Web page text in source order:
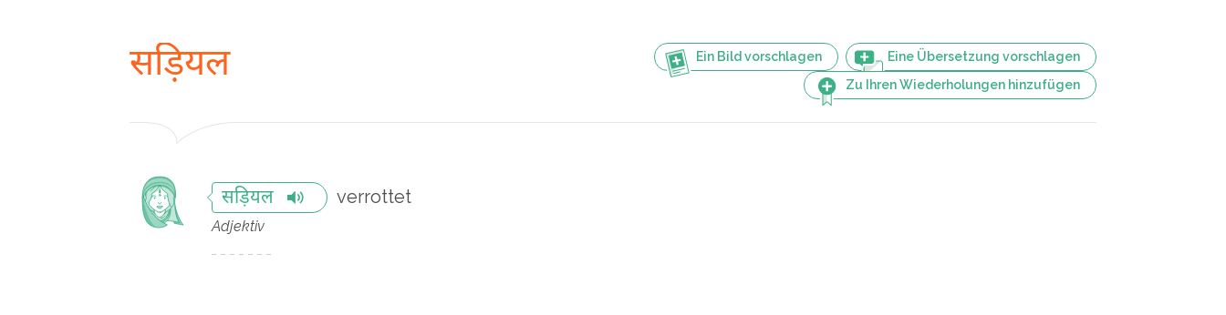
Ein Bild vorschlagen
Eine Übersetzung vorschlagen
Zu Ihren Wiederholungen hinzufügen
सड़ियल
सड़ियल verrottet
Adjektiv